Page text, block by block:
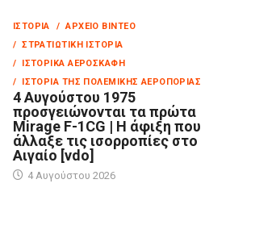
ΙΣΤΟΡΊΑ
/ ΑΡΧΕΊΟ ΒΊΝΤΕΟ
/ ΣΤΡΑΤΙΩΤΙΚΉ ΙΣΤΟΡΊΑ
/ ΙΣΤΟΡΙΚΆ ΑΕΡΟΣΚΆΦΗ
/ ΙΣΤΟΡΊΑ ΤΗΣ ΠΟΛΕΜΙΚΉΣ ΑΕΡΟΠΟΡΊΑΣ
4 Αυγούστου 1975
προσγειώνονται τα πρώτα
Mirage F-1CG | Η άφιξη που
άλλαξε τις ισορροπίες στο
Αιγαίο [vdo]
4 Αυγούστου 2026